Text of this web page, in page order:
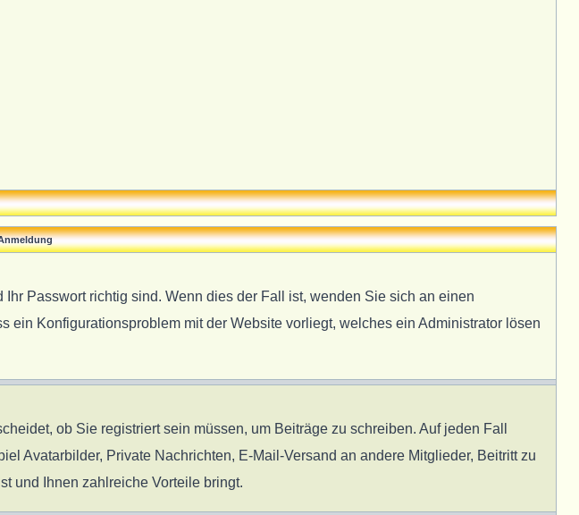
Passwort richtig sind. Wenn dies der Fall ist, wenden Sie sich an einen
Konfigurationsproblem mit der Website vorliegt, welches ein Administrator lösen
ob Sie registriert sein müssen, um Beiträge zu schreiben. Auf jeden Fall
Avatarbilder, Private Nachrichten, E-Mail-Versand an andere Mitglieder, Beitritt zu
und Ihnen zahlreiche Vorteile bringt.